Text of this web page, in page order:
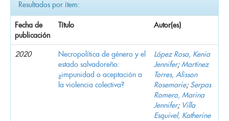
Resultados por ítem:
Fecha de
publicación
Título Autor(es)
2020
Necropolítica de género y el
estado salvadoreño:
¿impunidad o aceptación a
la violencia colectiva?
López Rosa, Kenia
Jennifer;Martínez
Torres, Alisson
Rosemarie; Serpas
Romero, Marina
Jennifer; Villa
Esquivel, Katherine